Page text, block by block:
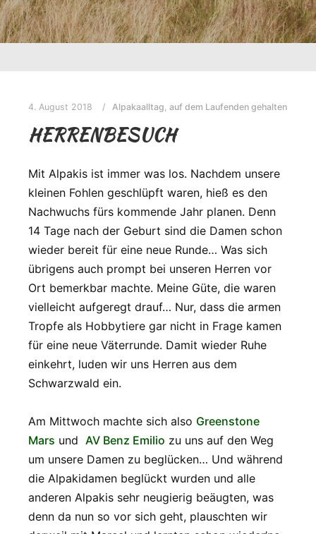
4. August 2018 Alpakaalltag, auf dem Laufenden gehalten
HERRENBESUCH
Mit Alpakis ist immer was los. Nachdem unsere
kleinen Fohlen geschlüpft waren, hieß es den
Nachwuchs fürs kommende Jahr planen. Denn
14 Tage nach der Geburt sind die Damen schon
wieder bereit für eine neue Runde… Was sich
übrigens auch prompt bei unseren Herren vor
Ort bemerkbar machte. Meine Güte, die waren
vielleicht aufgeregt drauf… Nur, dass die armen
Tropfe als Hobbytiere gar nicht in Frage kamen
für eine neue Väterrunde. Damit wieder Ruhe
einkehrt, luden wir uns Herren aus dem
Schwarzwald ein.
Am Mittwoch machte sich also Greenstone
Mars und AV Benz Emilio zu uns auf den Weg
um unsere Damen zu beglücken… Und während
die Alpakidamen beglückt wurden und alle
anderen Alpakis sehr neugierig beäugten, was
denn da nun so vor sich geht, plauschten wir